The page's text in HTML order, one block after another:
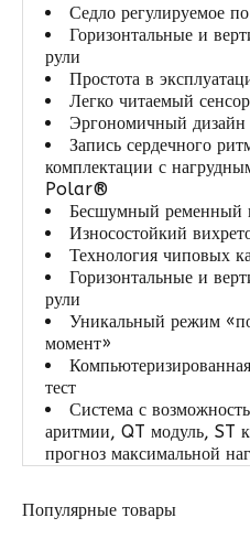
Седло регулируемое
Горизонтальные и
рули
Простота в
Легко читаемый
Эргономичный дизайн
Запись сердечного
комплектации с
Polar®
Бесшумный ременный
Износостойкий
Технология чиповых
Горизонтальные и
рули
Уникальный режим
момент»
тест
Система с
аритмии, QT модуль, ST
прогноз максимальной
Популярные товары